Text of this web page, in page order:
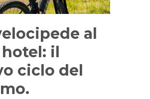
al
il
ciclo del